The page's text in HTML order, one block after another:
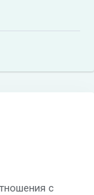
с